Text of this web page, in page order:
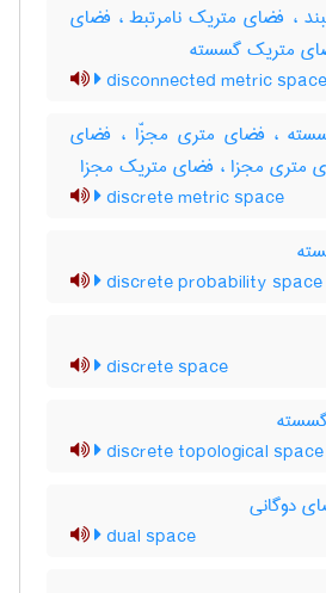
، فضای متریک نامرتبط ، فضای
متریک گسسته
disconnected metric space
، فضای متری مجزّا ، فضای
متری مجزا ، فضای متریک مجزا
discrete metric space
discrete probability space
discrete space
discrete topological space
دوگانی
dual space